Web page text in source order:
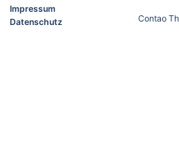
Impressum
Datenschutz
Contao